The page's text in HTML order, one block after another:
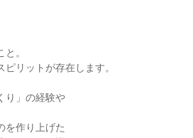
。
リットが存在します。
り」の経験や
を作り上げた